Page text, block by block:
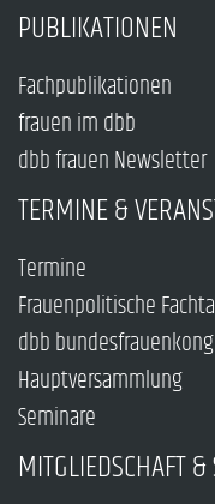
PUBLIKATIONEN
Fachpublikationen
frauen im dbb
dbb frauen Newsletter
TERMINE &
Termine
Frauenpolitische
dbb
Hauptversammlung
Seminare
MITGLIEDSCHAFT &